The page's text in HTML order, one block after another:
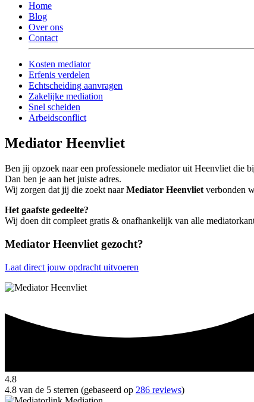
Home
Blog
Over ons
Contact
Kosten mediator
Erfenis verdelen
Echtscheiding aanvragen
Zakelijke mediation
Snel scheiden
Arbeidsconflict
Mediator Heenvliet
Ben jij opzoek naar een professionele mediator uit Heenvliet die
Dan ben je aan het juiste adres.
Wij zorgen dat jij die zoekt naarMediator Heenvliet verbonden
Het gaafste gedeelte?
Wij doen dit compleet gratis & onafhankelijk van alle
Mediator Heenvliet gezocht?
Laat direct jouw opdracht uitvoeren
4.8
4.8 van de 5 sterren (gebaseerd op 286 reviews)